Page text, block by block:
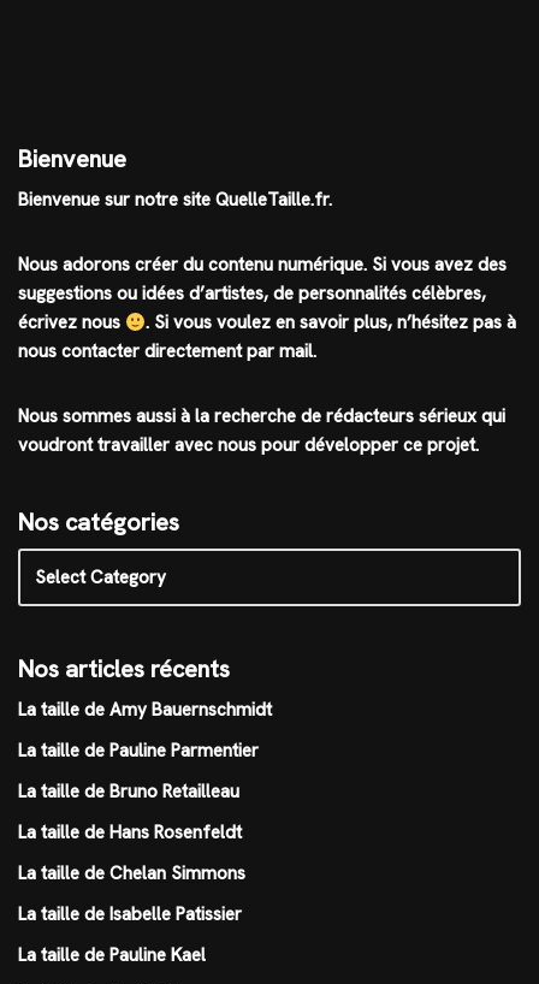
Bienvenue
Bienvenue sur notre site QuelleTaille.fr.
Nous adorons créer du contenu numérique. Si vous avez des
suggestions ou idées d’artistes, de personnalités célèbres,
écrivez nous
. Si vous voulez en savoir plus, n’hésitez pas à
nous contacter directement par mail.
Nous sommes aussi à la recherche de rédacteurs sérieux qui
voudront travailler avec nous pour développer ce projet.
Nos catégories
Nos articles récents
La taille de Amy Bauernschmidt
La taille de Pauline Parmentier
La taille de Bruno Retailleau
La taille de Hans Rosenfeldt
La taille de Chelan Simmons
La taille de Isabelle Patissier
La taille de Pauline Kael